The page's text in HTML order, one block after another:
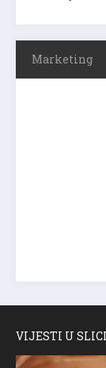
Marketing
VIJESTI U SLICI